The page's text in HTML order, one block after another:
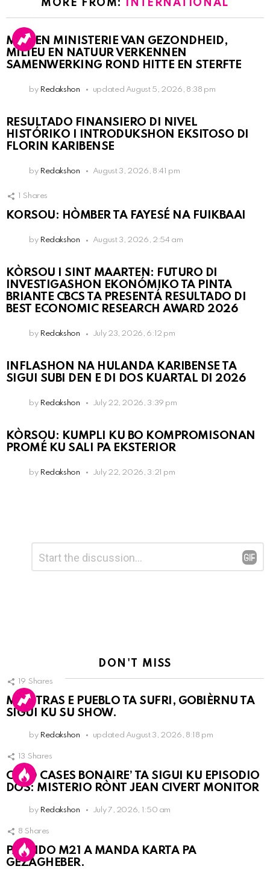
MORE FROM: INTERNATIONAL
MDC EN MINISTERIE VAN GEZONDHEID,
MILIEU EN NATUUR VERKENNEN
SAMENWERKING ROND HITTE EN STERFTE
by Redakshon updated August 5, 2026, 8:38 pm
RESULTADO FINANSIERO DI NIVEL
HISTÓRIKO I INTRODUKSHON EKSITOSO DI
FLORIN KARIBENSE
by Redakshon August 3, 2026, 8:41 pm
1 Shares
KORSOU: HÒMBER TA FAYESÉ NA FUIKBAAI
by Redakshon August 3, 2026, 2:54 am
KÒRSOU I SINT MAARTEN: FUTURO DI
INVESTIGASHON EKONÓMIKO TA PINTA
BRIANTE CBCS TA PRESENTÁ RESULTADO DI
BEST ECONOMIC RESEARCH AWARD 2026
by Redakshon July 23, 2026, 6:12 pm
INFLASHON NA HULANDA KARIBENSE TA
SIGUI SUBI DEN E DI DOS KUARTAL DI 2026
by Redakshon July 22, 2026, 3:39 pm
KÒRSOU: KUMPLI KU BO KOMPROMISONAN
PROMÉ KU SALI PA EKSTERIOR
by Redakshon July 22, 2026, 3:21 pm
Reply
DON'T MISS
19 Shares
MIENTRAS E PUEBLO TA SUFRI, GOBIÈRNU TA
SIGUI KU SU SHOW.
by Redakshon updated August 3, 2026, 8:18 pm
13 Shares
COLD CASES BONAIRE’ TA SIGUI KU EPISODIO
DOS: MISTERIO RÒNT JEAN CIVERT MONITOR
by Redakshon July 7, 2026, 1:50 am
8 Shares
PARTIDO M21 A MANDA KARTA PA
GEZAGHEBER.